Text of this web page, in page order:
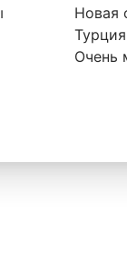
Новая
Очень